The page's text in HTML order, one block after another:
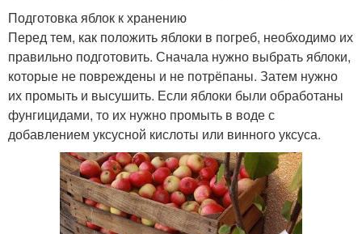
Подготовка яблок к хранению
Перед тем, как положить яблоки в погреб, необходимо их
правильно подготовить. Сначала нужно выбрать яблоки,
которые не повреждены и не потрёпаны. Затем нужно
их промыть и высушить. Если яблоки были обработаны
фунгицидами, то их нужно промыть в воде с
добавлением уксусной кислоты или винного уксуса.